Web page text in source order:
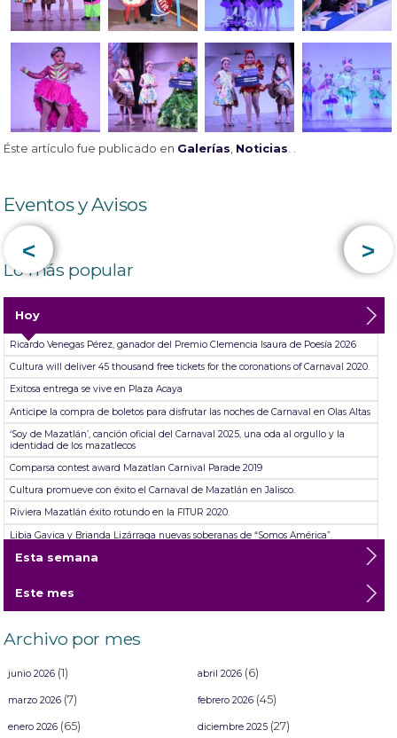
Éste artículo fue publicado en Galerías Noticias
Eventos y Avisos
< >
Lo más popular
Hoy
Ricardo Venegas Pérez, ganador del Premio Clemencia Isaura de Poesía 2026
Cultura will deliver 45 thousand free tickets for the coronations of Carnaval 2020.
Exitosa entrega se vive en Plaza Acaya
Anticipe la compra de boletos para disfrutar las noches de Carnaval en Olas Altas
‘Soy de Mazatlán’, canción oficial del Carnaval 2025, una oda al orgullo y la
identidad de los mazatlecos
Comparsa contest award Mazatlan Carnival Parade 2019
Cultura promueve con éxito el Carnaval de Mazatlán en Jalisco.
Riviera Mazatlán éxito rotundo en la FITUR 2020.
Libia Gavica y Brianda Lizárraga nuevas soberanas de “Somos América”.
Minerva Reynosa gana el Premio Clemencia Isaura de Poesía Juegos Florales.
Esta semana
Este mes
Archivo por mes
junio 2026(1) abril 2026(6)
marzo 2026(7) febrero 2026(45)
enero 2026(65) diciembre 2025(27)